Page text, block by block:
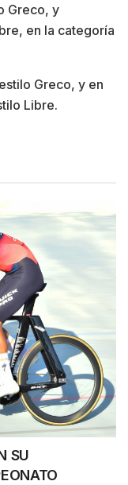
Greco, y
en la categoría
Greco, y en
Libre.
SU